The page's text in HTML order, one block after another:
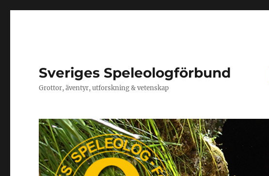
Sveriges Speleologförbund
Grottor, äventyr, utforskning & vetenskap